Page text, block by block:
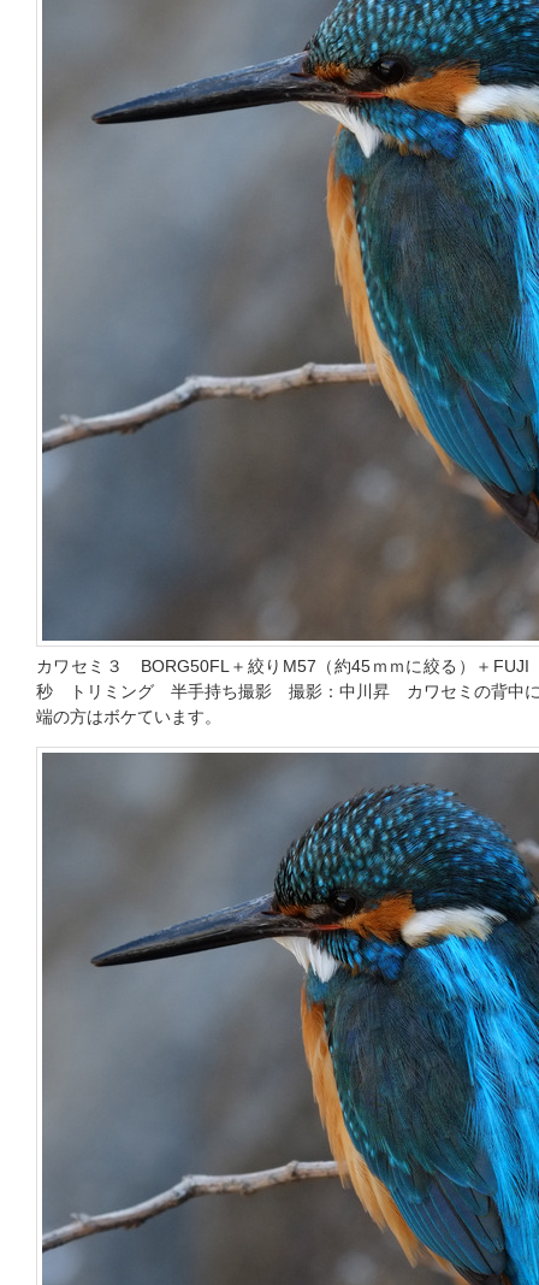
カワセミ３ BORG50FL＋絞りM57（約45ｍｍに絞る）＋
秒 トリミング 半手持ち撮影 撮影：中川昇 カワセミの背中に
端の方はボケています。